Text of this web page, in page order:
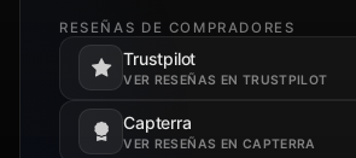
RESEÑAS DE COMPRADORES
Trustpilot
VER RESEÑAS EN TRUSTPILOT
Se abre en una pestaña nueva.
Capterra
VER RESEÑAS EN CAPTERRA
Se abre en una pestaña nueva.